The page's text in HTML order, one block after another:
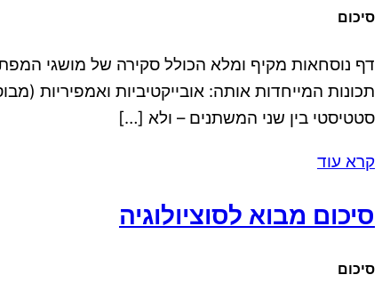
סיכום
תכונות המייחדות אותה: אובייקטיביות ואמפיריות
סטטיסטי בין שני המשתנים – ולא […]
קרא עוד
סיכום מבוא לסוציולוגיה
סיכום